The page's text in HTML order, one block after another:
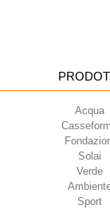
Acqua
Solai
Verde
Sport